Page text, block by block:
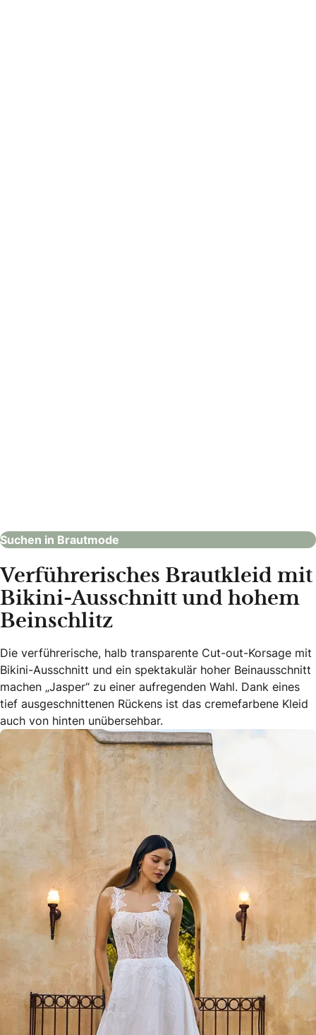
Suchen in Brautmode
Verführerisches Brautkleid mit
Bikini-Ausschnitt und hohem
Beinschlitz
Die verführerische, halb transparente Cut-out-Korsage mit
Bikini-Ausschnitt und ein spektakulär hoher Beinausschnitt
machen „Jasper“ zu einer aufregenden Wahl. Dank eines
tief ausgeschnittenen Rückens ist das cremefarbene Kleid
auch von hinten unübersehbar.